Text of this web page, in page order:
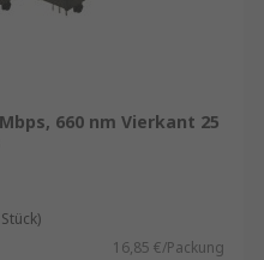
660 nm Vierkant 25
16,85 €/Packung